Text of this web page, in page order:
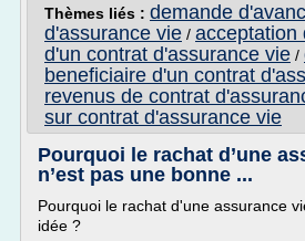
Thèmes liés : demande
d'assurance vie / acceptation
d'un contrat d'assurance vie /
beneficiaire d'un contrat
revenus de contrat
sur contrat d'assurance vie
Pourquoi le rachat d’une
n’est pas une bonne ...
Pourquoi le rachat d'une assurance
idée ?